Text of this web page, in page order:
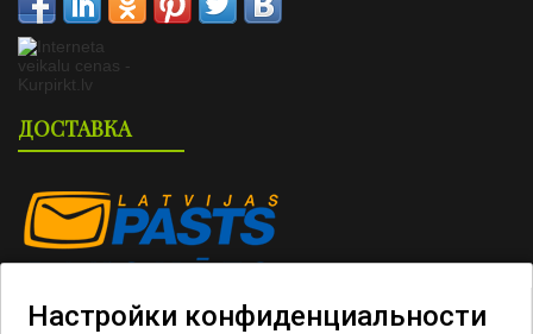
ДОСТАВКА
Настройки конфиденциальности